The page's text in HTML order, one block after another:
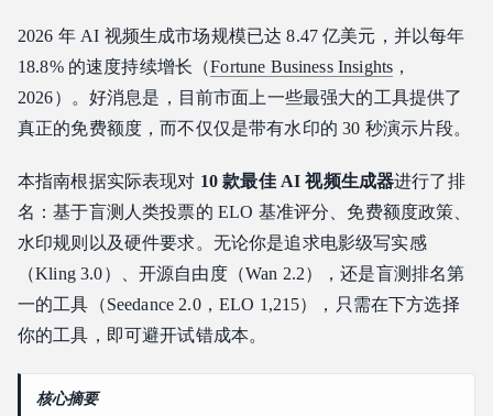
Wan 2.2：开源速度之王
Vidu Q3：叙事导演
Hailuo 2.3：物理专家
2026 年度次要精选：一览对比
2026 年重要考量因素
扩展能力：通过统一 API 管理多个模型
快速决策：找到你的 2026 AI 视频匹配项
FAQ
Q1：2026 年真的可以在不订阅的情况下免费生成高质量 AI 视
频吗？
Q3：是否可以在不注册的情况下使用这些免费 AI 视频工具？
2026 年 AI 视频生成市场规模已达 8.47 亿美元，并以每年
18.8% 的速度持续增长（Fortune Business Insights ，
2026）。好消息是，目前市面上一些最强大的工具提供了
真正的免费额度，而不仅仅是带有水印的 30 秒演示片段。
本指南根据实际表现对 10 款最佳 AI 视频生成器进行了排
名：基于盲测人类投票的 ELO 基准评分、免费额度政策、
水印规则以及硬件要求。无论你是追求电影级写实感
（Kling 3.0）、开源自由度（Wan 2.2），还是盲测排名第
一的工具（Seedance 2.0，ELO 1,215），只需在下方选择
你的工具，即可避开试错成本。
核心摘要